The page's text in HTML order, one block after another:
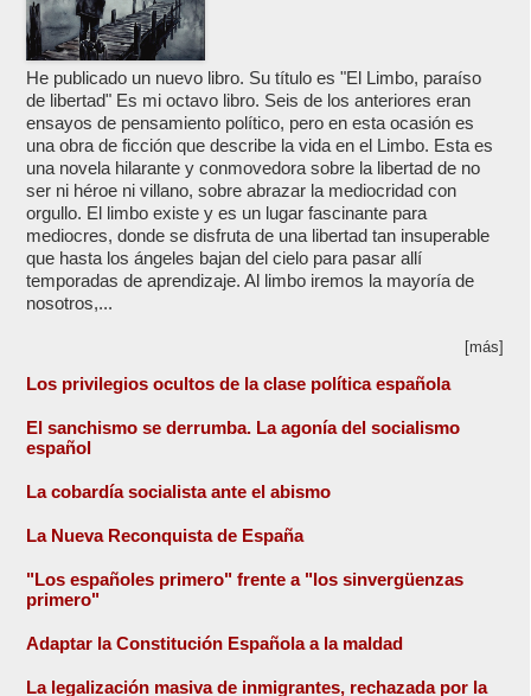
He publicado un nuevo libro. Su título es "El Limbo, paraíso
de libertad" Es mi octavo libro. Seis de los anteriores eran
ensayos de pensamiento político, pero en esta ocasión es
una obra de ficción que describe la vida en el Limbo. Esta es
una novela hilarante y conmovedora sobre la libertad de no
ser ni héroe ni villano, sobre abrazar la mediocridad con
orgullo. El limbo existe y es un lugar fascinante para
mediocres, donde se disfruta de una libertad tan insuperable
que hasta los ángeles bajan del cielo para pasar allí
temporadas de aprendizaje. Al limbo iremos la mayoría de
nosotros,...
[más]
Los privilegios ocultos de la clase política española
El sanchismo se derrumba. La agonía del socialismo
español
La cobardía socialista ante el abismo
La Nueva Reconquista de España
"Los españoles primero" frente a "los sinvergüenzas
primero"
Adaptar la Constitución Española a la maldad
La legalización masiva de inmigrantes, rechazada por la